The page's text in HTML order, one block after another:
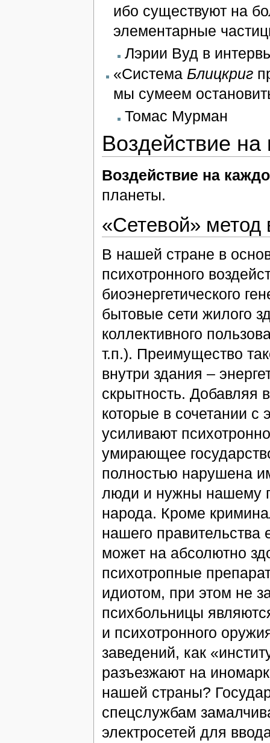
ибо существуют на
элементарные
Лэрии Вуд в
«Система Блицкриг
мы сумеем
Томас Мурман
Воздействие на
Воздействие на
планеты.
«Сетевой» метод
В нашей стране в
психотронного
биоэнергетического
бытовые сети жилого
коллективного
т.п.). Преимущество
внутри здания –
скрытность. Добавляя
которые в сочетании
усиливают
умирающее
полностью нарушена
люди и нужны нашему
народа. Кроме
нашего правительства
может на абсолютно
психотропные
идиотом, при этом не
психбольницы
и психотронного
заведений, как
разъезжают на
нашей страны?
спецслужбам
электросетей для